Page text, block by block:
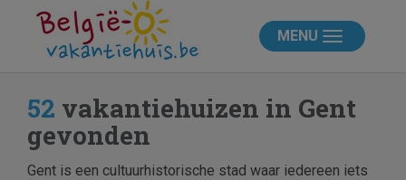
MENU
52 vakantiehuizen in Gent
gevonden
Gent is een cultuurhistorische stad waar iedereen iets